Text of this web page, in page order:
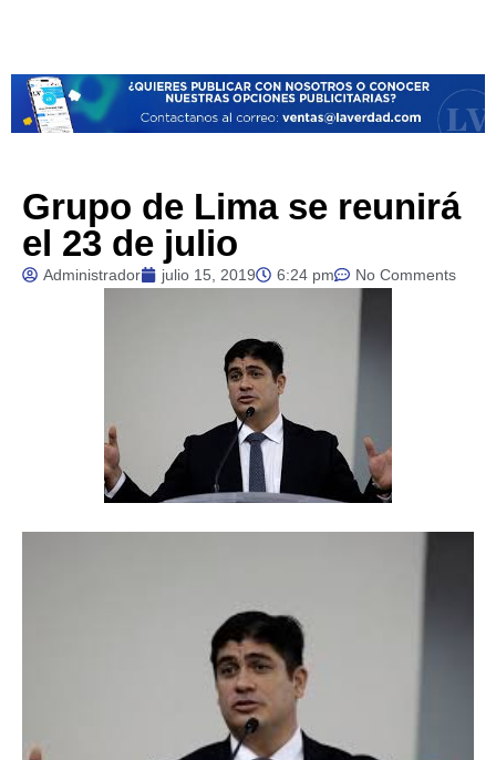
Grupo de Lima se reunirá
el 23 de julio
Administrador julio 15, 2019 6:24 pm No Comments